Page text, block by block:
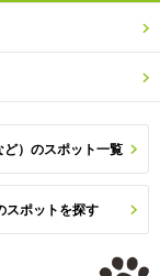
）のスポット一覧
スポットを探す